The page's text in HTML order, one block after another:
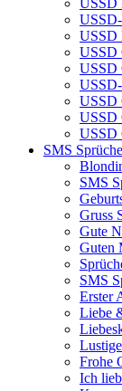
USSD
USSD
USSD
USSD
USSD
USSD
SMS
SMS
Gruss
Gute
Guten
SMS
Erster
Liebe
Frohe
Ich